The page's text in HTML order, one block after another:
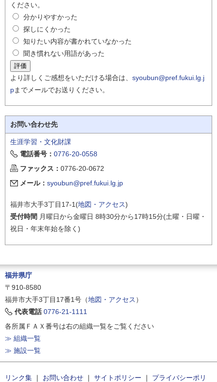
ください。
分かりやすかった
探しにくかった
知りたい内容が書かれていなかった
聞き慣れない用語があった
より詳しくご感想をいただける場合は、 syoubun@pref.fukui.lg.j
pまでメールでお送りください。
お問い合わせ先
生涯学習・文化財課
電話番号： 0776-20-0558
ファックス： 0776-20-0672
メール： syoubun@pref.fukui.lg.jp
福井市大手3丁目17-1(地図・アクセス)
受付時間 月曜日から金曜日 8時30分から17時15分(土曜・日曜・
祝日・年末年始を除く)
福井県庁
〒910-8580
福井市大手3丁目17番1号（地図・アクセス ）
代表電話 0776-21-1111
各所属ＦＡＸ番号は右の組織一覧をご覧ください
≫ 組織一覧
≫ 施設一覧
リンク集 ｜ お問い合わせ ｜ サイトポリシー ｜
プライバシーポリ